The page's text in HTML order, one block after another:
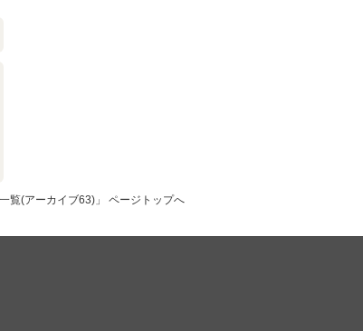
覧(アーカイブ63)」 ページトップへ